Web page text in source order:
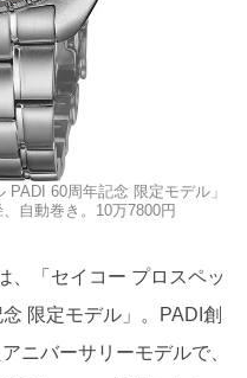
PADI 60周年記念 限定モデル」
自動巻き。10万7800円
、「セイコー プロスペッ
限定モデル」。PADI創
ニバーサリーモデルで、